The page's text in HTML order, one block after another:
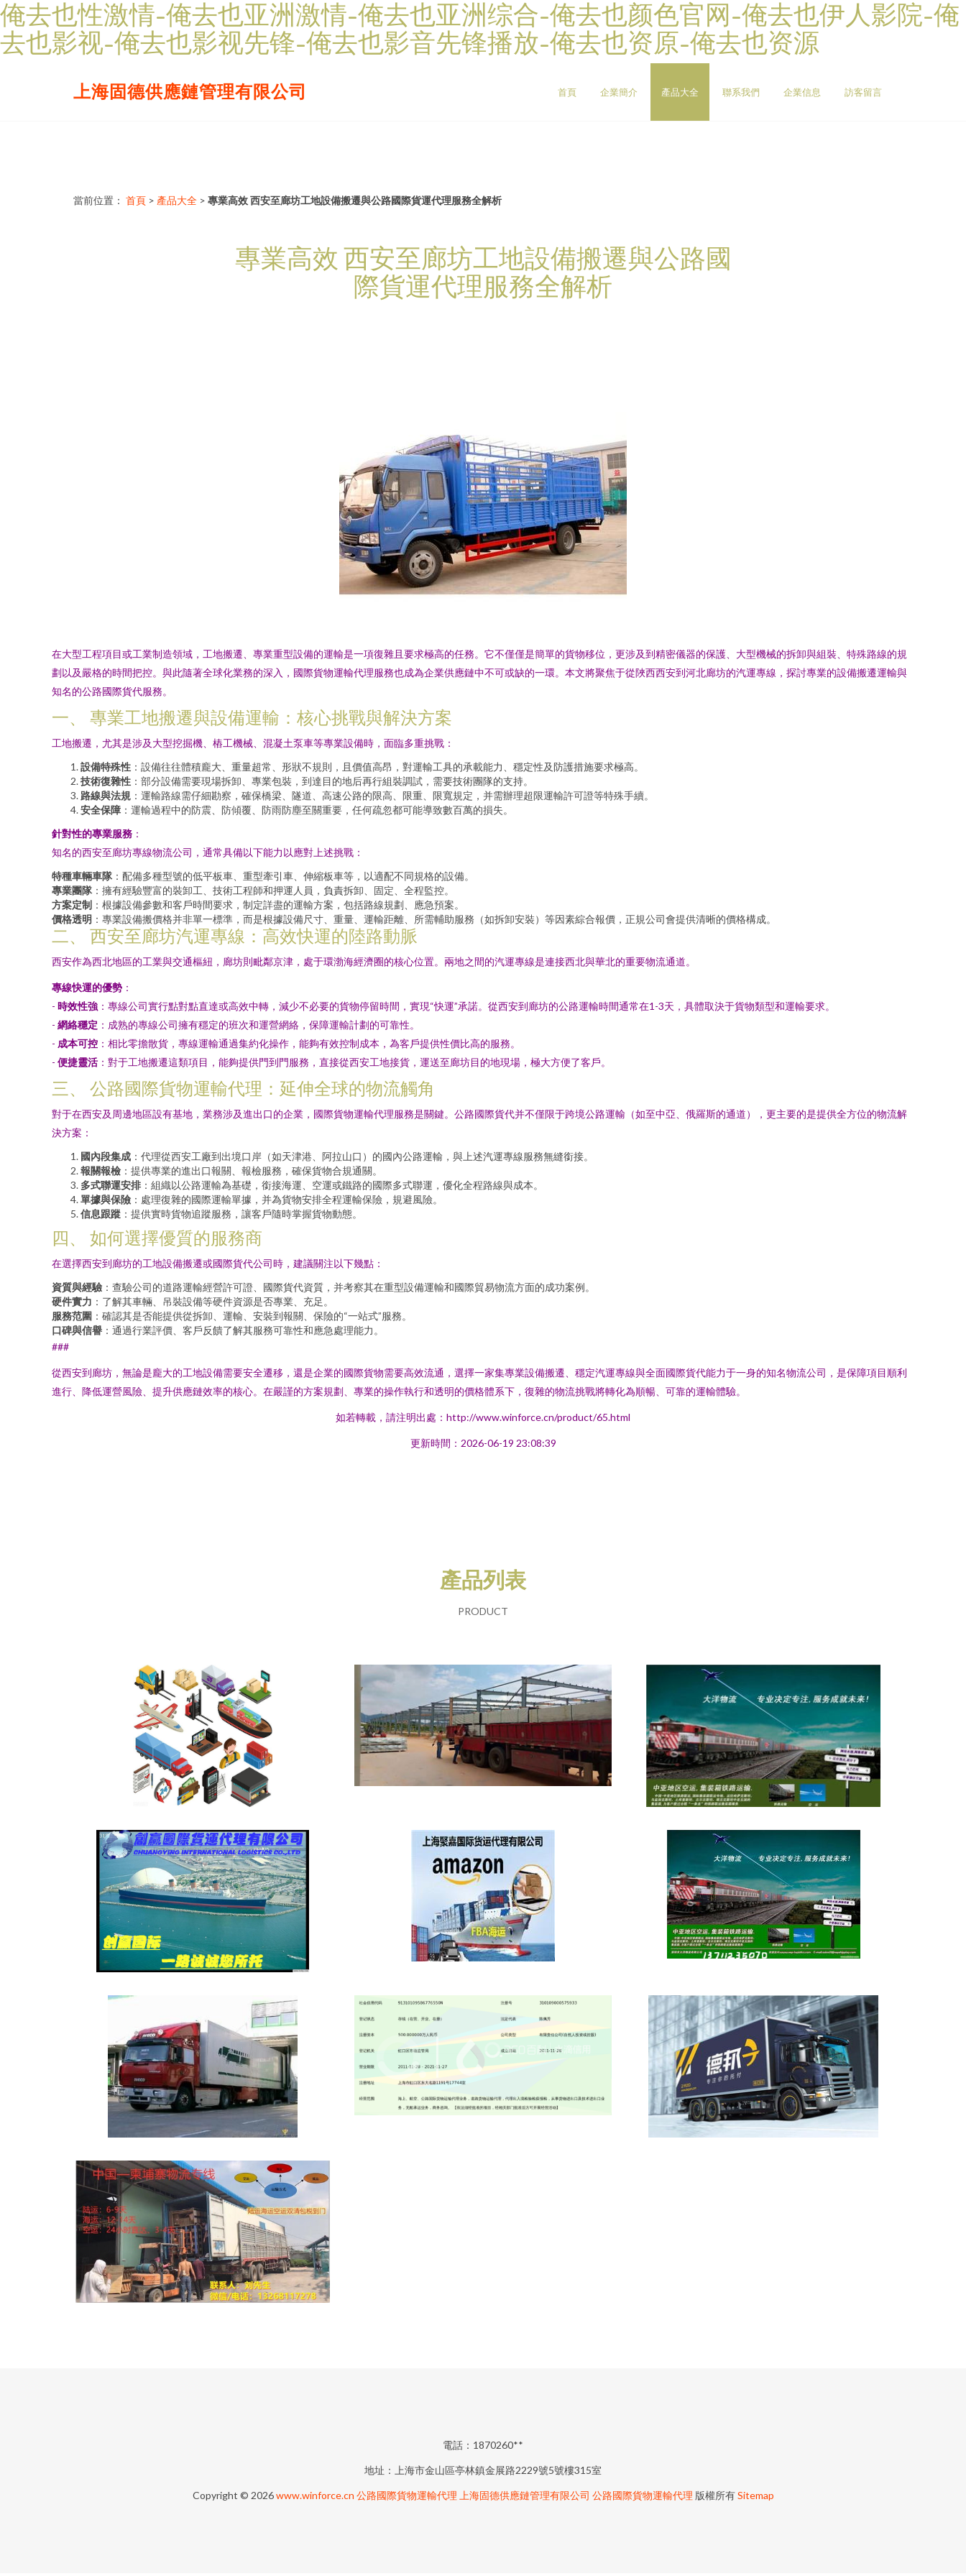
俺去也性激情-俺去也亚洲激情-俺去也亚洲综合-俺去也颜色官网-俺去也伊人影院-俺
去也影视-俺去也影视先锋-俺去也影音先锋播放-俺去也资原-俺去也资源
上海固德供應鏈管理有限公司 首頁 企業簡介 產品大全 聯系我們 企業信息 訪客留言
當前位置： 首頁 > 產品大全 > 專業高效 西安至廊坊工地設備搬遷與公路國際貨運代理服務全解析
專業高效 西安至廊坊工地設備搬遷與公路國
際貨運代理服務全解析
在大型工程項目或工業制造領域，工地搬遷、專業重型設備的運輸是一項復雜且要求極高的任務。它不僅僅是簡單的貨物移位，更涉及到精密儀器的保護、大型機械的拆卸與組裝、特殊路線的規
劃以及嚴格的時間把控。與此隨著全球化業務的深入，國際貨物運輸代理服務也成為企業供應鏈中不可或缺的一環。本文將聚焦于從陜西西安到河北廊坊的汽運專線，探討專業的設備搬遷運輸與
知名的公路國際貨代服務。
一、 專業工地搬遷與設備運輸：核心挑戰與解決方案
工地搬遷，尤其是涉及大型挖掘機、樁工機械、混凝土泵車等專業設備時，面臨多重挑戰：
設備特殊性 ：設備往往體積龐大、重量超常、形狀不規則，且價值高昂，對運輸工具的承載能力、穩定性及防護措施要求極高。
技術復雜性 ：部分設備需要現場拆卸、專業包裝，到達目的地后再行組裝調試，需要技術團隊的支持。
路線與法規 ：運輸路線需仔細勘察，確保橋梁、隧道、高速公路的限高、限重、限寬規定，并需辦理超限運輸許可證等特殊手續。
安全保障 ：運輸過程中的防震、防傾覆、防雨防塵至關重要，任何疏忽都可能導致數百萬的損失。
針對性的專業服務 ：
知名的西安至廊坊專線物流公司，通常具備以下能力以應對上述挑戰：
特種車輛車隊 ：配備多種型號的低平板車、重型牽引車、伸縮板車等，以適配不同規格的設備。
專業團隊 ：擁有經驗豐富的裝卸工、技術工程師和押運人員，負責拆卸、固定、全程監控。
方案定制 ：根據設備參數和客戶時間要求，制定詳盡的運輸方案，包括路線規劃、應急預案。
價格透明 ：專業設備搬價格并非單一標準，而是根據設備尺寸、重量、運輸距離、所需輔助服務（如拆卸安裝）等因素綜合報價，正規公司會提供清晰的價格構成。
二、 西安至廊坊汽運專線：高效快運的陸路動脈
西安作為西北地區的工業與交通樞紐，廊坊則毗鄰京津，處于環渤海經濟圈的核心位置。兩地之間的汽運專線是連接西北與華北的重要物流通道。
專線快運的優勢 ：
- 時效性強 ：專線公司實行點對點直達或高效中轉，減少不必要的貨物停留時間，實現“快運”承諾。從西安到廊坊的公路運輸時間通常在1-3天，具體取決于貨物類型和運輸要求。
- 網絡穩定 ：成熟的專線公司擁有穩定的班次和運營網絡，保障運輸計劃的可靠性。
- 成本可控 ：相比零擔散貨，專線運輸通過集約化操作，能夠有效控制成本，為客戶提供性價比高的服務。
- 便捷靈活 ：對于工地搬遷這類項目，能夠提供門到門服務，直接從西安工地接貨，運送至廊坊目的地現場，極大方便了客戶。
三、 公路國際貨物運輸代理：延伸全球的物流觸角
對于在西安及周邊地區設有基地，業務涉及進出口的企業，國際貨物運輸代理服務是關鍵。公路國際貨代并不僅限于跨境公路運輸（如至中亞、俄羅斯的通道），更主要的是提供全方位的物流解
決方案：
國內段集成 ：代理從西安工廠到出境口岸（如天津港、阿拉山口）的國內公路運輸，與上述汽運專線服務無縫銜接。
報關報檢 ：提供專業的進出口報關、報檢服務，確保貨物合規通關。
多式聯運安排 ：組織以公路運輸為基礎，銜接海運、空運或鐵路的國際多式聯運，優化全程路線與成本。
單據與保險 ：處理復雜的國際運輸單據，并為貨物安排全程運輸保險，規避風險。
信息跟蹤 ：提供實時貨物追蹤服務，讓客戶隨時掌握貨物動態。
四、 如何選擇優質的服務商
在選擇西安到廊坊的工地設備搬遷或國際貨代公司時，建議關注以下幾點：
資質與經驗 ：查驗公司的道路運輸經營許可證、國際貨代資質，并考察其在重型設備運輸和國際貿易物流方面的成功案例。
硬件實力 ：了解其車輛、吊裝設備等硬件資源是否專業、充足。
服務范圍 ：確認其是否能提供從拆卸、運輸、安裝到報關、保險的“一站式”服務。
口碑與信譽 ：通過行業評價、客戶反饋了解其服務可靠性和應急處理能力。
###
從西安到廊坊，無論是龐大的工地設備需要安全遷移，還是企業的國際貨物需要高效流通，選擇一家集專業設備搬遷、穩定汽運專線與全面國際貨代能力于一身的知名物流公司，是保障項目順利
進行、降低運營風險、提升供應鏈效率的核心。在嚴謹的方案規劃、專業的操作執行和透明的價格體系下，復雜的物流挑戰將轉化為順暢、可靠的運輸體驗。
如若轉載，請注明出處：http://www.winforce.cn/product/65.html
更新時間：2026-06-19 23:08:39
產品列表
PRODUCT
電話：1870260**
地址：上海市金山區亭林鎮金展路2229號5號樓315室
Copyright © 2026www.winforce.cn 公路國際貨物運輸代理 上海固德供應鏈管理有限公司 公路國際貨物運輸代理 版權所有Sitemap